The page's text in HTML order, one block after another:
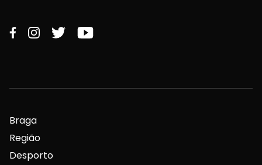
Braga
Região
Desporto